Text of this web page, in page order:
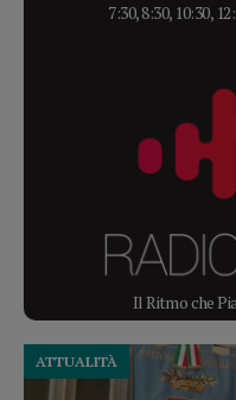
7:30, 8:30, 10:30,
Il Ritmo che
ATTUALITÀ